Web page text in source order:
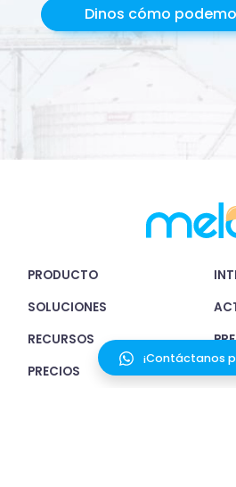
Dinos cómo
PRODUCTO
SOLUCIONES
RECURSOS
PRECIOS
¡Contáctanos